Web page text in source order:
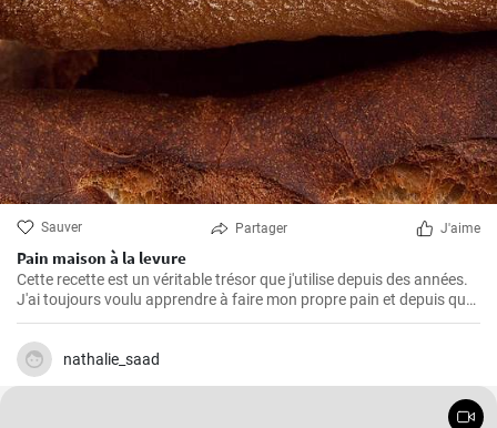
Sauver Partager J'aime
Pain maison à la levure
Cette recette est un véritable trésor que j'utilise depuis des années.
J'ai toujours voulu apprendre à faire mon propre pain et depuis que
j'ai trouvé cette recette, je ne mange plus rien d'autre. L'odeur et le
goût du pain frais cuit à la maison sont incomparables.
nathalie_saad